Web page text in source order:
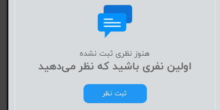
هنوز نظری ثبت نشده
اولین نفری باشید که نظر می‌دهید
ثبت نظر